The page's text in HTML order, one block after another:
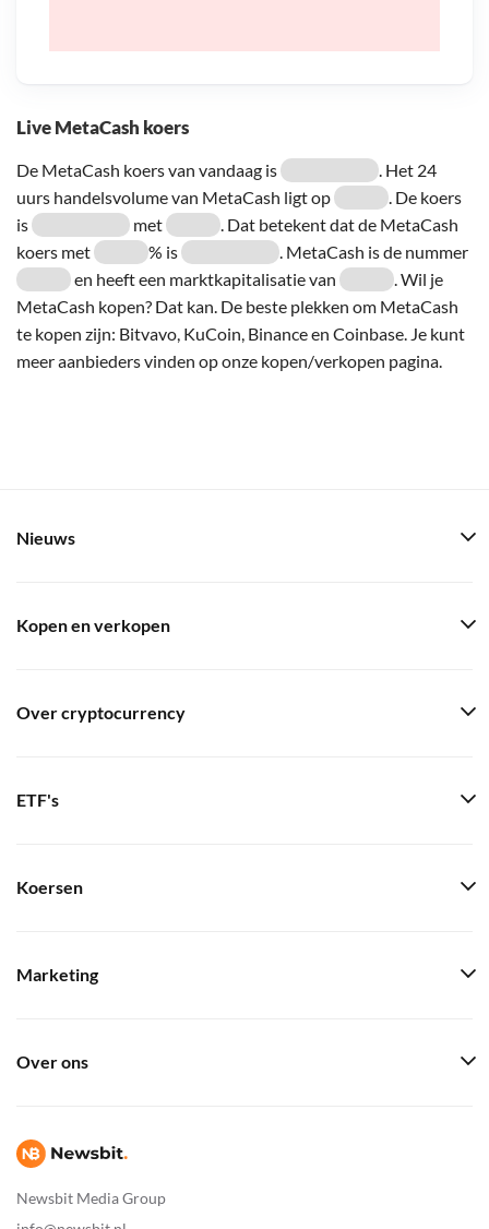
Live MetaCash koers
De MetaCash koers van vandaag is
. Het 24
uurs handelsvolume van MetaCash ligt op
. De koers
is
met
. Dat betekent dat de MetaCash
koers met
% is
. MetaCash is de nummer
en heeft een marktkapitalisatie van
. Wil je
MetaCash kopen? Dat kan. De beste plekken om MetaCash
te kopen zijn: Bitvavo, KuCoin, Binance en Coinbase. Je kunt
meer aanbieders vinden op onze kopen/verkopen pagina.
Newsbit Media Group
Nieuws
Kopen en verkopen
Over cryptocurrency
ETF's
Koersen
Marketing
Over ons